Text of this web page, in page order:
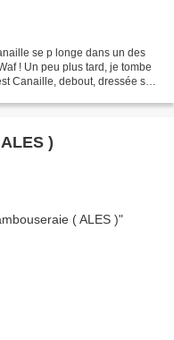
se p longe dans un des
! Un peu plus tard, je tombe
Canaille, debout, dressée sur
)